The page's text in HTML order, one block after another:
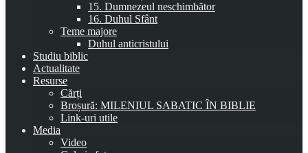
15. Dumnezeul neschimbător
16. Duhul Sfânt
Teme majore
Duhul anticristului
Studiu biblic
Actualitate
Resurse
Cărți
Broșură: MILENIUL SABATIC ÎN BIBLIE
Link-uri utile
Media
Video